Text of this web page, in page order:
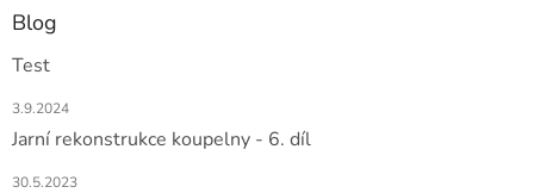
Blog
Test
3.9.2024
Jarní rekonstrukce koupelny - 6. díl
30.5.2023